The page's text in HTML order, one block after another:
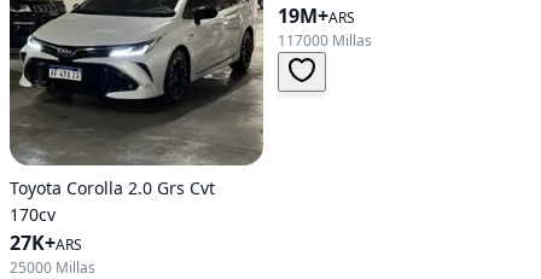
Toyota Corolla 2.0 Grs Cvt
170cv
27K+ARS
25000 Millas
19M+ARS
117000 Millas